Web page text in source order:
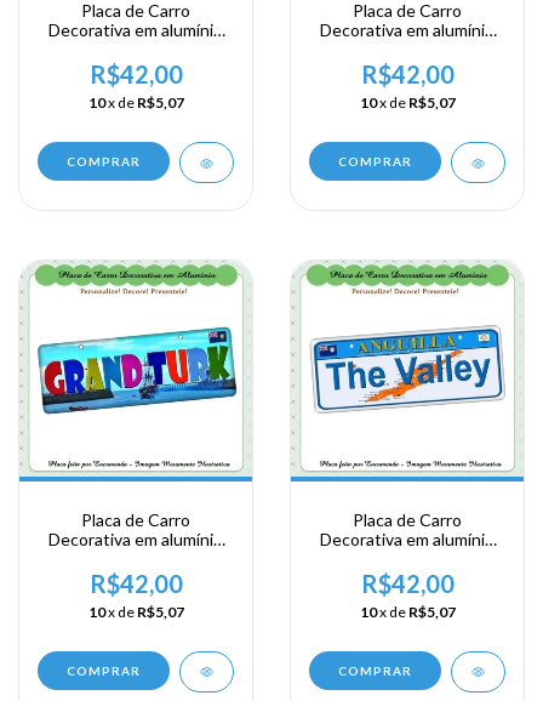
Placa de Carro
Decorativa em alumínio
Posse Britanica - Grand
Turk
R$42,00
10x de R$5,07
COMPRAR
Placa de Carro
Decorativa em alumínio
Posse Britanica - Grand
Turk
R$42,00
10x de R$5,07
COMPRAR
Placa de Carro
Decorativa em alumínio
Posse Britanica - Grand
Turk
R$42,00
10x de R$5,07
COMPRAR
Placa de Carro
Decorativa em alumínio
Posse Britanica - Anguila
- The Valley
R$42,00
10x de R$5,07
COMPRAR